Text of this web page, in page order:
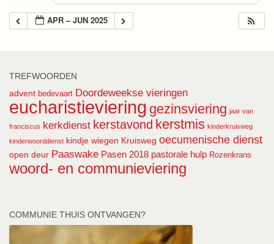
APR – JUN 2025
TREFWOORDEN
advent bedevaart Doordeweekse vieringen
eucharistieviering gezinsviering jaar van
franciscus kerkdienst kerstavond kerstmis kinderkruisweg
kinderwoorddienst kindje wiegen Kruisweg oecumenische dienst
open deur Paaswake Pasen 2018 pastorale hulp Rozenkrans
woord- en communieviering
COMMUNIE THUIS ONTVANGEN?